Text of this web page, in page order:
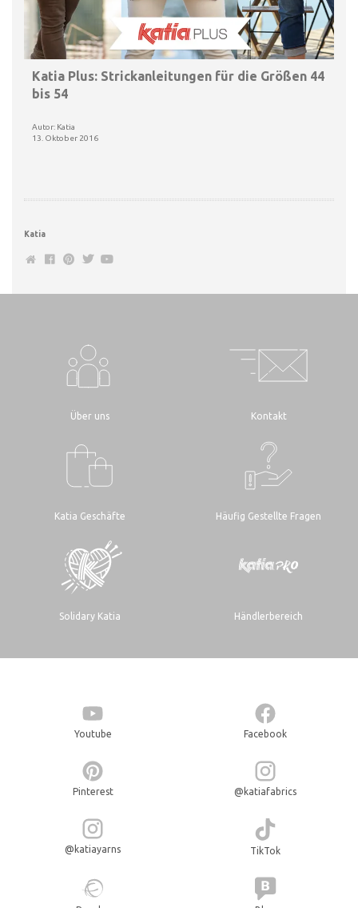
Katia Plus: Strickanleitungen für die Größen 44
bis 54
Autor: Katia
13. Oktober 2016
Katia
Über uns Kontakt
Katia Geschäfte Häufig Gestellte Fragen
Solidary Katia Händlerbereich
Youtube Facebook
Pinterest @katiafabrics
@katiayarns TikTok